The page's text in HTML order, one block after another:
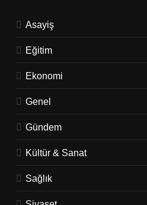
Asayiş
Eğitim
Ekonomi
Genel
Gündem
Kültür & Sanat
Sağlık